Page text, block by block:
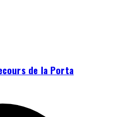
de la Porta